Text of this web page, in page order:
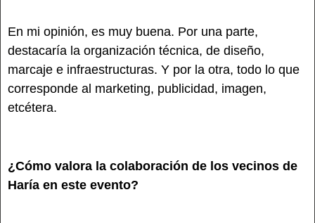
En mi opinión, es muy buena. Por una parte,
destacaría la organización técnica, de diseño,
marcaje e infraestructuras. Y por la otra, todo lo que
corresponde al marketing, publicidad, imagen,
etcétera.
¿Cómo valora la colaboración de los vecinos de
Haría en este evento?